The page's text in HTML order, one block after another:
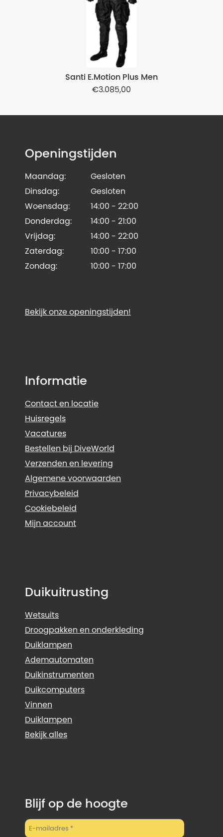
Santi E.Motion Plus Men
3.085,00
Openingstijden
Maandag:
Gesloten
Dinsdag:
Gesloten
Woensdag:
14:00 - 22:00
Donderdag:
14:00 - 21:00
Vrijdag:
14:00 - 22:00
Zaterdag:
10:00 - 17:00
Zondag:
10:00 - 17:00
Bekijk onze openingstijden!
Informatie
Contact en locatie
Huisregels
Vacatures
Bestellen bij DiveWorld
Verzenden en levering
Algemene voorwaarden
Privacybeleid
Cookiebeleid
Mijn account
Duikuitrusting
Wetsuits
Droogpakken en onderkleding
Duiklampen
Ademautomaten
Duikinstrumenten
Duikcomputers
Vinnen
Duiklampen
Bekijk alles
Blijf op de hoogte